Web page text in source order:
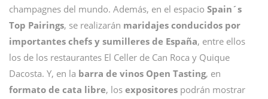
champagnes del mundo. Además, en el espacio Spain´s
Top Pairings, se realizarán maridajes conducidos por
importantes chefs y sumilleres de España, entre ellos
los de los restaurantes El Celler de Can Roca y Quique
Dacosta. Y, en la barra de vinos Open Tasting, en
formato de cata libre, los expositores podrán mostrar